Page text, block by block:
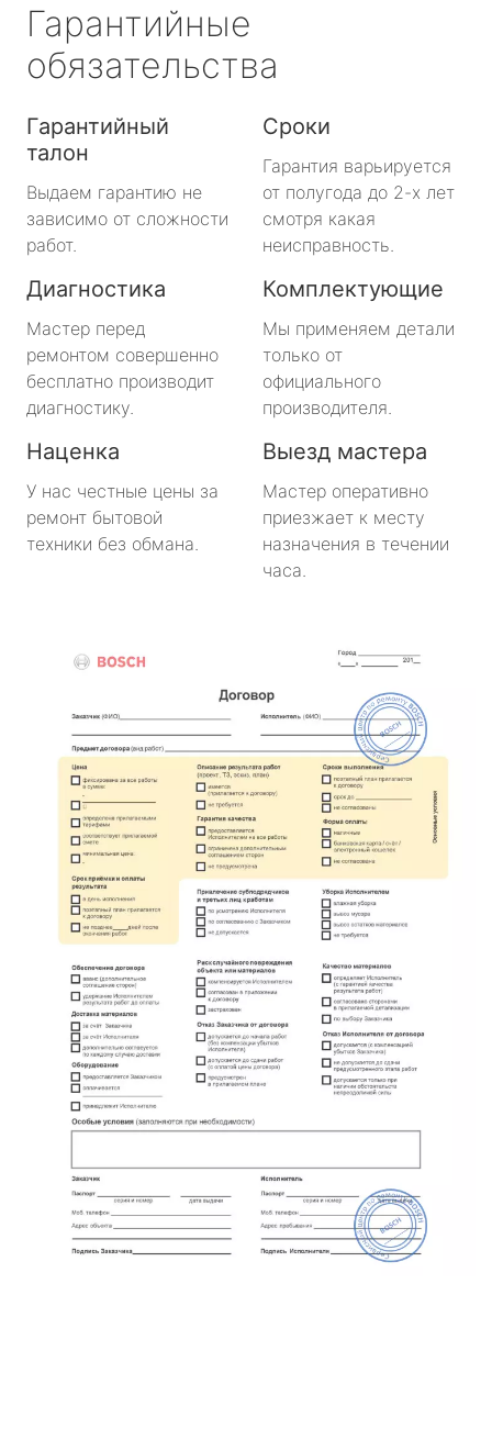
Гарантийные
обязательства
Гарантийный
талон
Выдаем гарантию не
зависимо от сложности
работ.
Сроки
Гарантия варьируется
от полугода до 2-х лет
смотря какая
неисправность.
Диагностика
Мастер перед
ремонтом совершенно
бесплатно производит
диагностику.
Комплектующие
Мы применяем детали
только от
официального
производителя.
Наценка
У нас честные цены за
ремонт бытовой
техники без обмана.
Выезд мастера
Мастер оперативно
приезжает к месту
назначения в течении
часа.